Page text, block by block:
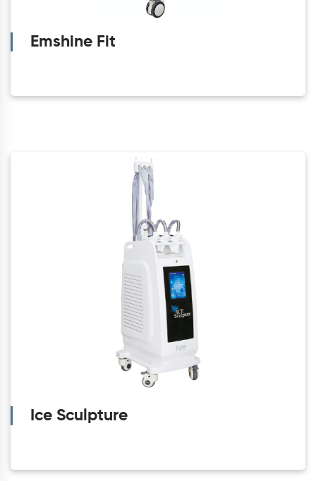
Emshine Fit
Ice Sculpture